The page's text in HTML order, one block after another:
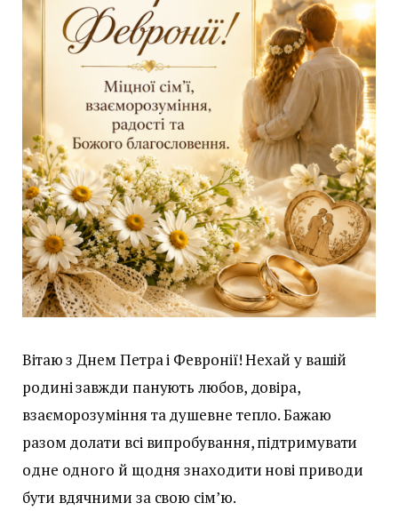
Вітаю з Днем Петра і Февронії! Нехай у вашій
родині завжди панують любов, довіра,
взаєморозуміння та душевне тепло. Бажаю
разом долати всі випробування, підтримувати
одне одного й щодня знаходити нові приводи
бути вдячними за свою сім’ю.